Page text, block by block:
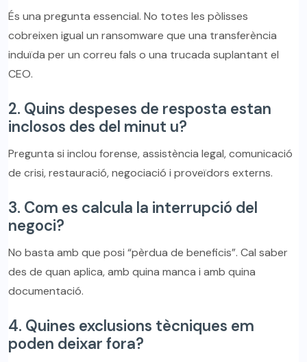
És una pregunta essencial. No totes les pòlisses
cobreixen igual un ransomware que una transferència
induïda per un correu fals o una trucada suplantant el
CEO.
2. Quins despeses de resposta estan
inclosos des del minut u?
Pregunta si inclou forense, assistència legal, comunicació
de crisi, restauració, negociació i proveïdors externs.
3. Com es calcula la interrupció del
negoci?
No basta amb que posi “pèrdua de beneficis”. Cal saber
des de quan aplica, amb quina manca i amb quina
documentació.
4. Quines exclusions tècniques em
poden deixar fora?